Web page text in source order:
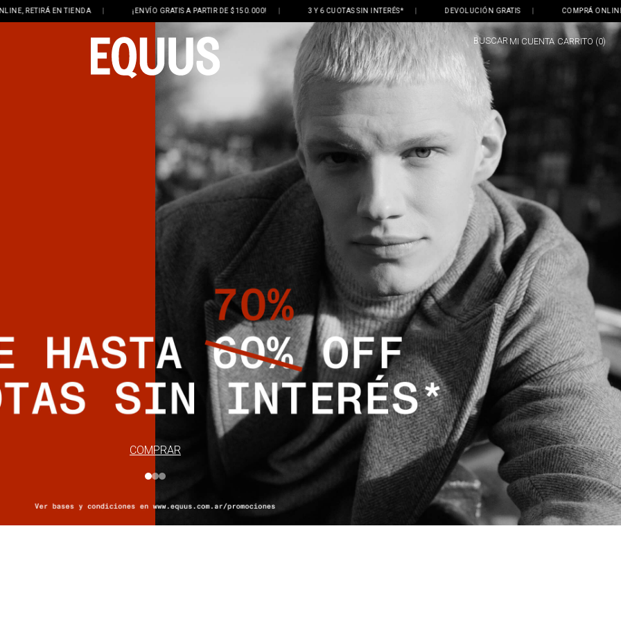
| ¡ENVÍO GRATIS A PARTIR DE $150.000! | 3 Y 6 CUOTAS SIN INTERÉS* | DEVOLUCIÓN GRATIS COMPRÁ ONLINE, RETIRÁ EN
BUSCAR MI CUENTA 0
COMPRAR